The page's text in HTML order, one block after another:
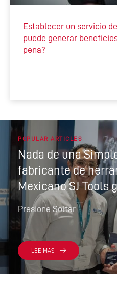
Establecer un servicio
puede generar
pena?
POPULAR ARTICLES
Nada de una
fabricante de
Mexicano SJ Tools
Presione Soltar
LEE MAS